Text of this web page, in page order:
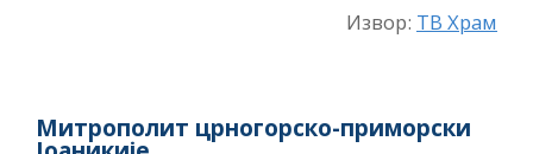
Извор: ТВ Храм
Митрополит црногорско-приморски